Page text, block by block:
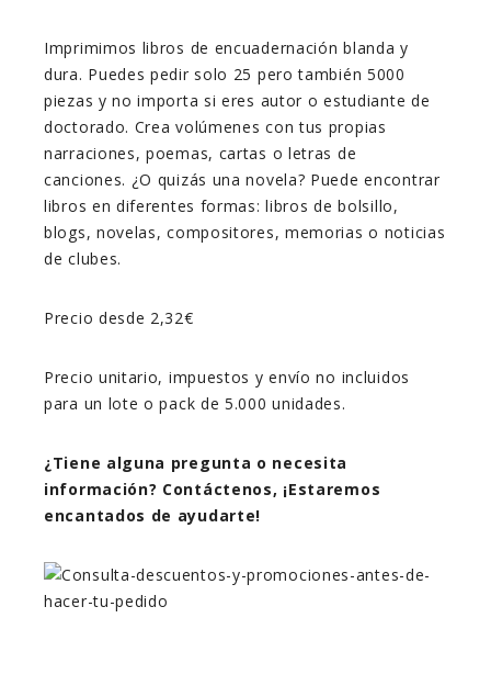
Imprimimos libros de encuadernación blanda y
dura. Puedes pedir solo 25 pero también 5000
piezas y no importa si eres autor o estudiante de
doctorado. Crea volúmenes con tus propias
narraciones, poemas, cartas o letras de
canciones. ¿O quizás una novela? Puede encontrar
libros en diferentes formas: libros de bolsillo,
blogs, novelas, compositores, memorias o noticias
de clubes.
Precio desde 2,32€
Precio unitario, impuestos y envío no incluidos
para un lote o pack de 5.000 unidades.
¿Tiene alguna pregunta o necesita
información? Contáctenos, ¡Estaremos
encantados de ayudarte!